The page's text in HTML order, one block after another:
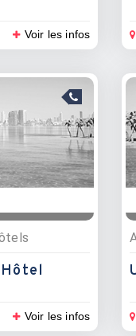
Voir les infos
Voir les infos